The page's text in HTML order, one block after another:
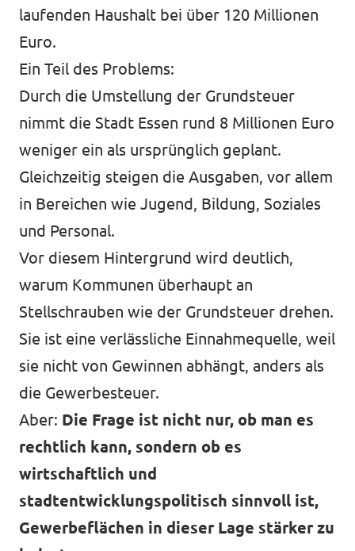
laufenden Haushalt bei über 120 Millionen
Euro.
Ein Teil des Problems:
Durch die Umstellung der Grundsteuer
nimmt die Stadt Essen rund 8 Millionen Euro
weniger ein als ursprünglich geplant.
Gleichzeitig steigen die Ausgaben, vor allem
in Bereichen wie Jugend, Bildung, Soziales
und Personal.
Vor diesem Hintergrund wird deutlich,
warum Kommunen überhaupt an
Stellschrauben wie der Grundsteuer drehen.
Sie ist eine verlässliche Einnahmequelle, weil
sie nicht von Gewinnen abhängt, anders als
die Gewerbesteuer.
Aber: Die Frage ist nicht nur, ob man es
rechtlich kann, sondern ob es
wirtschaftlich und
stadtentwicklungspolitisch sinnvoll ist,
Gewerbeflächen in dieser Lage stärker zu